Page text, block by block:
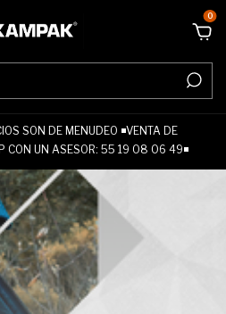
0
SON DE MENUDEO ◾VENTA DE
CON UN ASESOR: 55 19 08 06 49◾